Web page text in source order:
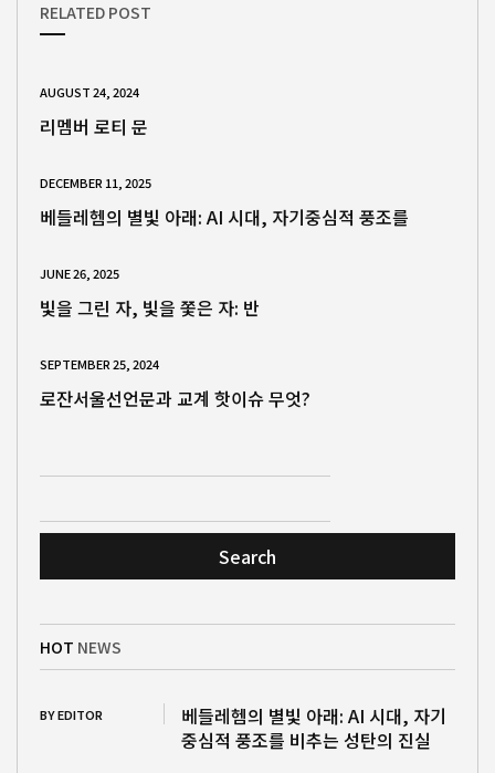
RELATED POST
AUGUST 24, 2024
리멤버 로티 문
DECEMBER 11, 2025
베들레헴의 별빛 아래: AI 시대, 자기중심적 풍조를
JUNE 26, 2025
빛을 그린 자, 빛을 쫓은 자: 반
SEPTEMBER 25, 2024
로잔서울선언문과 교계 핫이슈 무엇?
Search
HOT NEWS
BY EDITOR
베들레헴의 별빛 아래: AI 시대, 자기
중심적 풍조를 비추는 성탄의 진실